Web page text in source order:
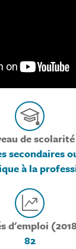
de scolarité
secondaires
à la
d'emploi
82